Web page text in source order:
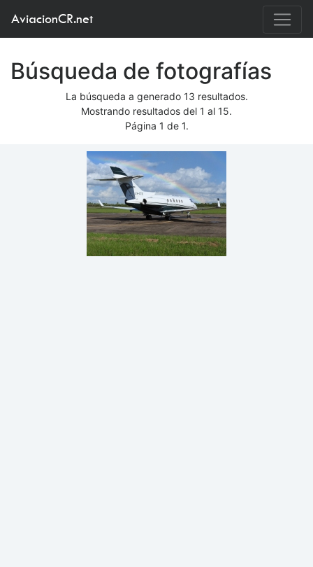
AviacionCR.net
Búsqueda de fotografías
La búsqueda a generado 13 resultados.
Mostrando resultados del 1 al 15.
Página 1 de 1.